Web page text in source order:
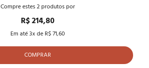
Compre estes2produtos por
R$ 214,80
Em até3x de R$ 71,60
COMPRAR